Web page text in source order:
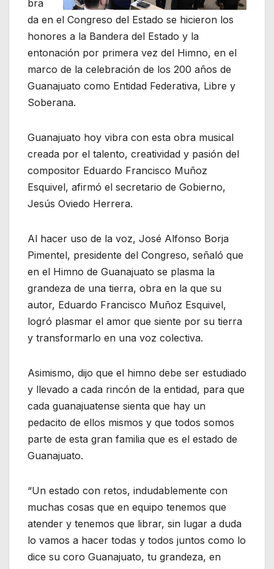
bra
da en el Congreso del Estado se hicieron los
honores a la Bandera del Estado y la
entonación por primera vez del Himno, en el
marco de la celebración de los 200 años de
Guanajuato como Entidad Federativa, Libre y
Soberana.
Guanajuato hoy vibra con esta obra musical
creada por el talento, creatividad y pasión del
compositor Eduardo Francisco Muñoz
Esquivel, afirmó el secretario de Gobierno,
Jesús Oviedo Herrera.
Al hacer uso de la voz, José Alfonso Borja
Pimentel, presidente del Congreso, señaló que
en el Himno de Guanajuato se plasma la
grandeza de una tierra, obra en la que su
autor, Eduardo Francisco Muñoz Esquivel,
logró plasmar el amor que siente por su tierra
y transformarlo en una voz colectiva.
Asimismo, dijo que el himno debe ser estudiado
y llevado a cada rincón de la entidad, para que
cada guanajuatense sienta que hay un
pedacito de ellos mismos y que todos somos
parte de esta gran familia que es el estado de
Guanajuato.
“Un estado con retos, indudablemente con
muchas cosas que en equipo tenemos que
atender y tenemos que librar, sin lugar a duda
lo vamos a hacer todas y todos juntos como lo
dice su coro Guanajuato, tu grandeza, en